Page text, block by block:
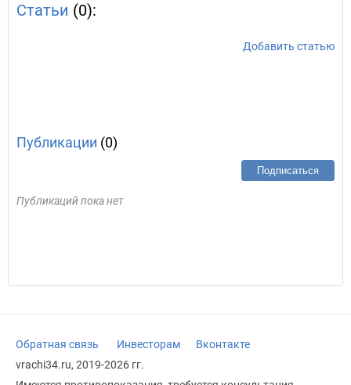
Статьи (0):
Добавить статью
Публикации (0)
Подписаться
Публикаций пока нет
Обратная связь Инвесторам
Вконтакте
vrachi34.ru, 2019-2026 гг.